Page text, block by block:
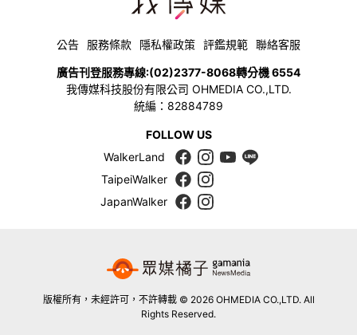
公告 服務條款 隱私權政策 評鑑規範 聯絡客服
廣告刊登服務專線:(02)2377-8068轉分機 6554
我傳媒科技股份有限公司 OHMEDIA CO.,LTD.
統編：82884789
FOLLOW US
WalkerLand
TaipeiWalker
JapanWalker
版權所有，未經許可，不許轉載 © 2026 OHMEDIA CO.,LTD. All
Rights Reserved.